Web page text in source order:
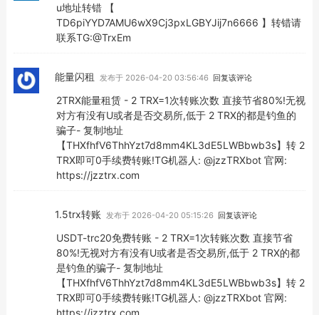
u地址转错 【
TD6piYYD7AMU6wX9Cj3pxLGBYJij7n6666 】转错请
联系TG:@TrxEm
能量闪租 发布于 2026-04-20 03:56:46 回复该评论
2TRX能量租赁 - 2 TRX=1次转账次数 直接节省80%!无视
对方有没有U或者是否交易所,低于 2 TRX的都是钓鱼的
骗子- 复制地址
【THXfhfV6ThhYzt7d8mm4KL3dE5LWBbwb3s】转 2
TRX即可0手续费转账!TG机器人: @jzzTRXbot 官网:
https://jzztrx.com
1.5trx转账 发布于 2026-04-20 05:15:26 回复该评论
USDT-trc20免费转账 - 2 TRX=1次转账次数 直接节省
80%!无视对方有没有U或者是否交易所,低于 2 TRX的都
是钓鱼的骗子- 复制地址
【THXfhfV6ThhYzt7d8mm4KL3dE5LWBbwb3s】转 2
TRX即可0手续费转账!TG机器人: @jzzTRXbot 官网:
https://jzztrx.com